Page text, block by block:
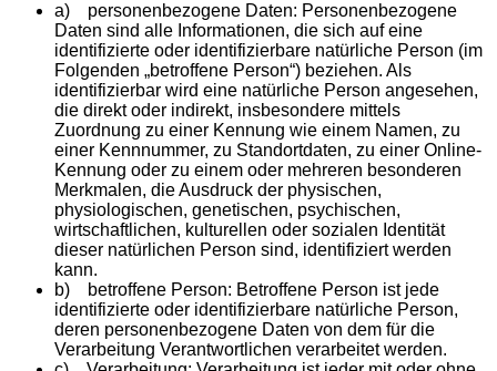
a) personenbezogene Daten: Personenbezogene
Daten sind alle Informationen, die sich auf eine
identifizierte oder identifizierbare natürliche Person (im
Folgenden „betroffene Person“) beziehen. Als
identifizierbar wird eine natürliche Person angesehen,
die direkt oder indirekt, insbesondere mittels
Zuordnung zu einer Kennung wie einem Namen, zu
einer Kennnummer, zu Standortdaten, zu einer Online-
Kennung oder zu einem oder mehreren besonderen
Merkmalen, die Ausdruck der physischen,
physiologischen, genetischen, psychischen,
wirtschaftlichen, kulturellen oder sozialen Identität
dieser natürlichen Person sind, identifiziert werden
kann.
b) betroffene Person: Betroffene Person ist jede
identifizierte oder identifizierbare natürliche Person,
deren personenbezogene Daten von dem für die
Verarbeitung Verantwortlichen verarbeitet werden.